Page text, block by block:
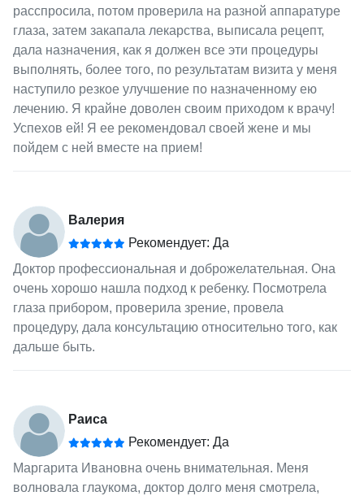
расспросила, потом проверила на разной аппаратуре
глаза, затем закапала лекарства, выписала рецепт,
дала назначения, как я должен все эти процедуры
выполнять, более того, по результатам визита у меня
наступило резкое улучшение по назначенному ею
лечению. Я крайне доволен своим приходом к врачу!
Успехов ей! Я ее рекомендовал своей жене и мы
пойдем с ней вместе на прием!
Валерия
Рекомендует: Да
Доктор профессиональная и доброжелательная. Она
очень хорошо нашла подход к ребенку. Посмотрела
глаза прибором, проверила зрение, провела
процедуру, дала консультацию относительно того, как
дальше быть.
Раиса
Рекомендует: Да
Маргарита Ивановна очень внимательная. Меня
волновала глаукома, доктор долго меня смотрела,